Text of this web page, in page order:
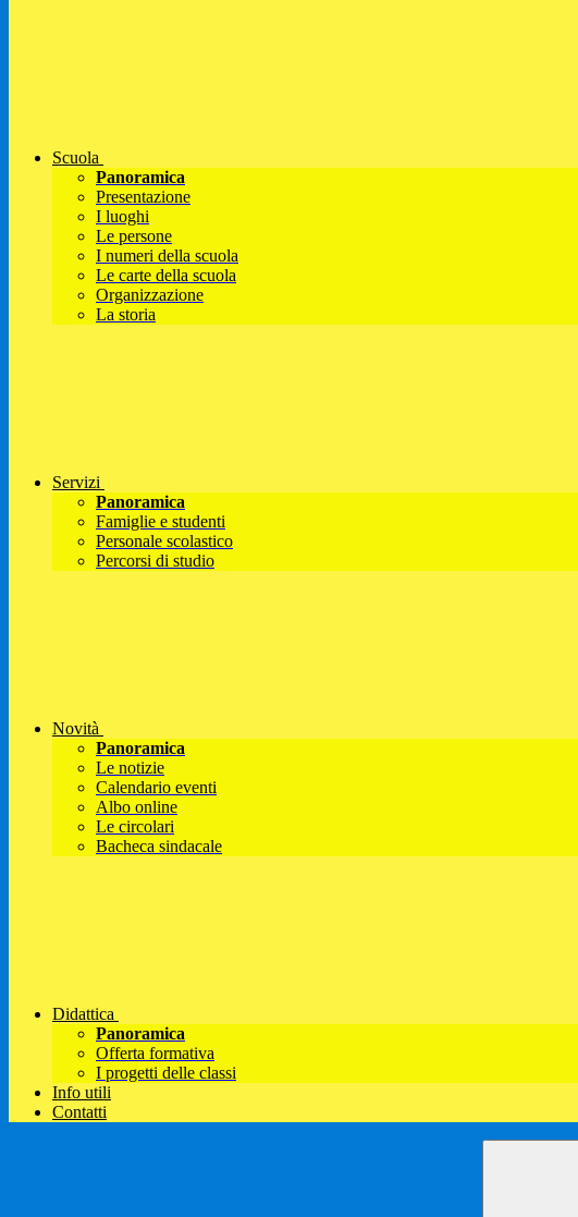
Scuola
Panoramica
Presentazione
I luoghi
Le persone
I numeri della scuola
Le carte della scuola
Organizzazione
La storia
Servizi
Panoramica
Famiglie e studenti
Personale scolastico
Percorsi di studio
Novità
Panoramica
Le notizie
Calendario eventi
Albo online
Le circolari
Bacheca sindacale
Didattica
Panoramica
Offerta formativa
I progetti delle classi
Info utili
Contatti